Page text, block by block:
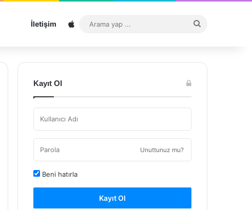
İletişim Sitemap
...
Kayıt Ol
Unuttunuz mu?
Beni hatırla
Kayıt Ol